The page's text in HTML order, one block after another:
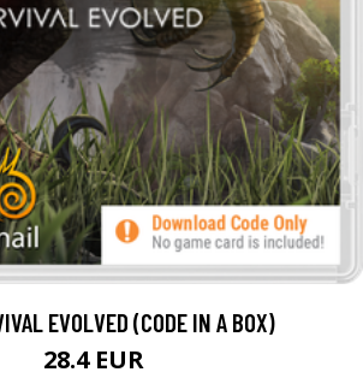
EVOLVED (CODE IN A BOX)
28.4 EUR